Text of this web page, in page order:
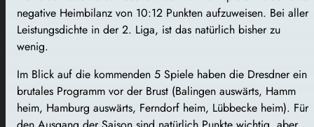
negative Heimbilanz von 10:12 Punkten aufzuweisen. Bei aller
Leistungsdichte in der 2. Liga, ist das natürlich bisher zu
wenig.
Im Blick auf die kommenden 5 Spiele haben die Dresdner ein
brutales Programm vor der Brust (Balingen auswärts, Hamm
heim, Hamburg auswärts, Ferndorf heim, Lübbecke heim). Für